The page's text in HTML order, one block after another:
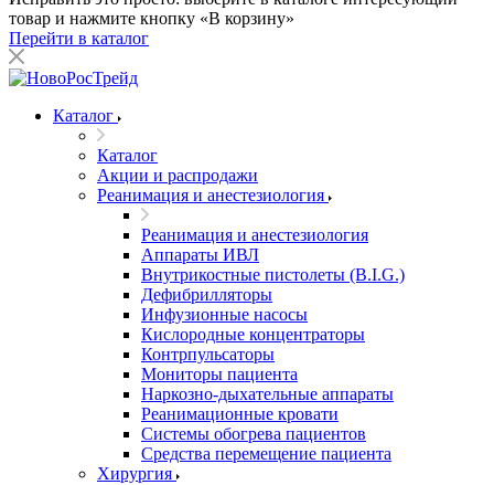
товар и нажмите кнопку «В корзину»
Перейти в каталог
Каталог
Каталог
Акции и распродажи
Реанимация и анестезиология
Реанимация и анестезиология
Аппараты ИВЛ
Внутрикостные пистолеты (B.I.G.)
Дефибрилляторы
Инфузионные насосы
Кислородные концентраторы
Контрпульсаторы
Мониторы пациента
Наркозно-дыхательные аппараты
Реанимационные кровати
Системы обогрева пациентов
Средства перемещение пациента
Хирургия